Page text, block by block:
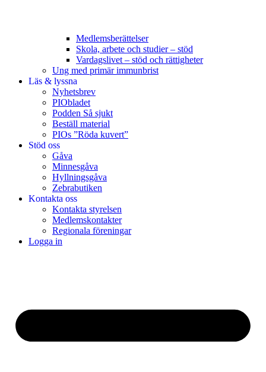
Medlemsberättelser
Skola, arbete och studier – stöd
Vardagslivet – stöd och rättigheter
Ung med primär immunbrist
Läs & lyssna
Nyhetsbrev
PIObladet
Podden Så sjukt
Beställ material
PIOs ”Röda kuvert”
Stöd oss
Gåva
Minnesgåva
Hyllningsgåva
Zebrabutiken
Kontakta oss
Kontakta styrelsen
Medlemskontakter
Regionala föreningar
Logga in